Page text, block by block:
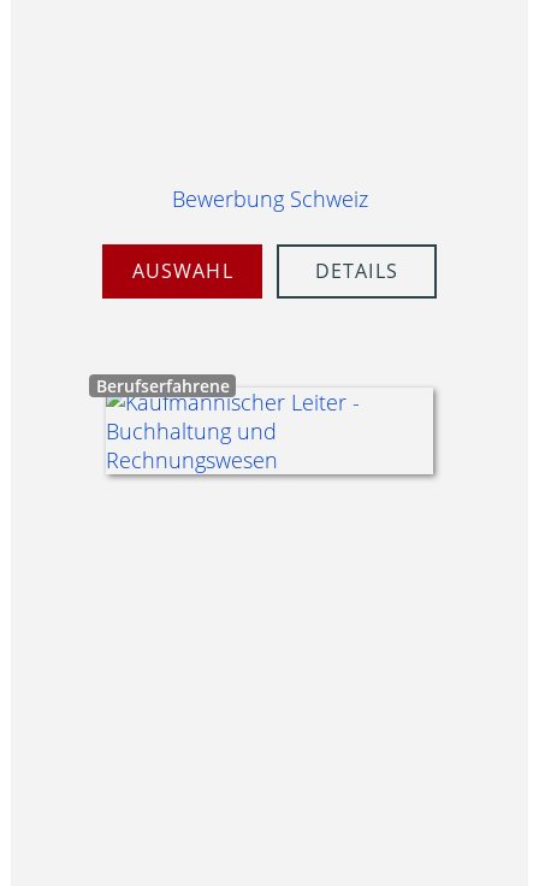
Bewerbung Schweiz
AUSWAHL DETAILS
Berufserfahrene